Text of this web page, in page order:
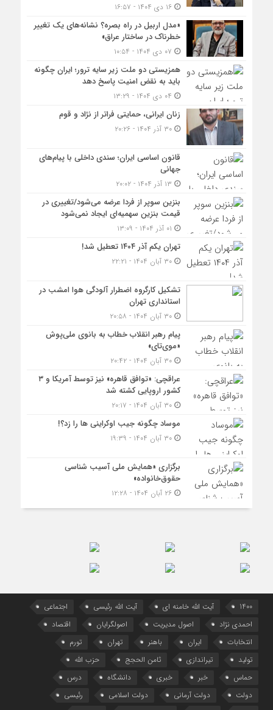
۱۶ دی ۱۴۰۴ - ۱۶:۵۷
«مدل اربیل در راه بصره؟ نشانه‌های یک تغییر
خطرناک در ساختار عراق»
همزیستی دو ملت زیر سایه ترور؛ ایران چگونه
باید به نقض امنیت پاسخ دهد
زنان ایرانی، حمایتی فراتر از نژاد و قوم
۳۰ آذر ۱۴۰۴ - ۲۰:۲۶
قانون اساسی ایران؛ سندی داخلی با پیام‌های
جهانی
بنزین سوپر از فردا عرضه می‌شود/تغییری در
قیمت بنزین سهمیه‌ای ایجاد نمی‌شود
تهران یکم آذر ۱۴۰۴ تعطیل شد!
۳۰ آبان ۱۴۰۴ - ۲۲:۲۱
تشکیل کارگروه اضطرار آلودگی هوا امشب در
استانداری تهران
۳۰ آبان ۱۴۰۴ - ۲۰:۵۸
پیام رهبر انقلاب خطاب به بانوی ملی‌پوش
«موی‌تای»
۳۰ آبان ۱۴۰۴ - ۲۰:۴۲
عراقچی: «توافق قاهره» نیز توسط آمریکا و ۳
کشور اروپایی کشته شد
۳۰ آبان ۱۴۰۴ - ۲۰:۱۷
موساد چگونه جیب اوکراینی ها را زد؟!
۳۰ آبان ۱۴۰۴ - ۱۹:۳۹
برگزاری «همایش ملی آسیب شناسی
حقوق‌خانواده»
۲۶ آبان ۱۴۰۴ - ۱۲:۲۸
1400 آیت الله خامنه ای آیت الله رئیسی
اجتماعی
احمدی نژاد
اصول مدیریت اصولگرایان
اقتصاد
انتخابات
ایران باهنر تهران
تورم
تولید
تیراندازی ثامن الحجج
حزب الله
حماس
خبر خبری دانشگاه
درس
دولت
دولت آرمانی دولت اسلامی
رئیسی